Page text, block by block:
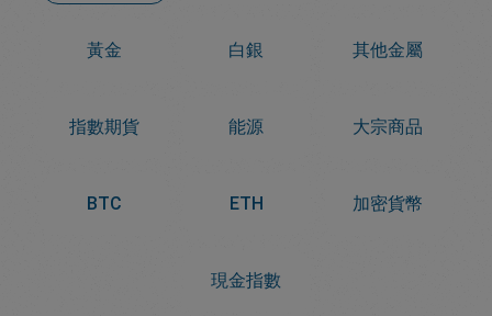
黃金 白銀 其他金屬
指數期貨 能源 大宗商品
BTC ETH 加密貨幣
現金指數